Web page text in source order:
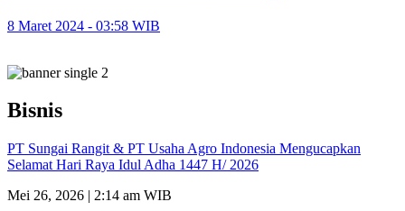
8 Maret 2024 - 03:58 WIB
Bisnis
PT Sungai Rangit & PT Usaha Agro Indonesia Mengucapkan
Selamat Hari Raya Idul Adha 1447 H/ 2026
Mei 26, 2026 | 2:14 am WIB